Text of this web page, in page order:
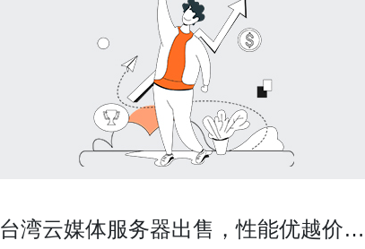
台湾云媒体服务器出售，性能优越价格